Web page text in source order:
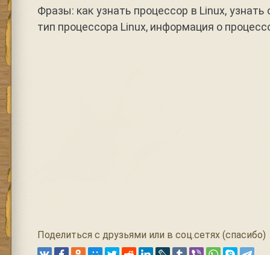
Фразы: как узнать процессор в Linux,
тип процессора Linux, информация о
Поделиться с друзьями или в соц.сетях (спасибо)